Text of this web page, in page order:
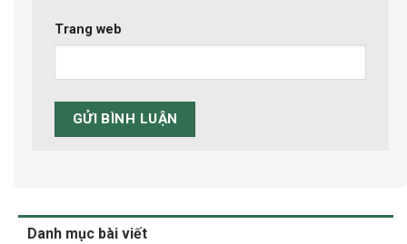
Trang web
Danh mục bài viết